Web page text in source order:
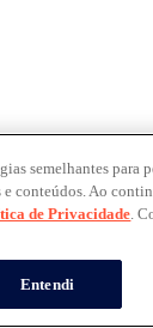
semelhantes para
conteúdos. Ao
de Privacidade.
Entendi